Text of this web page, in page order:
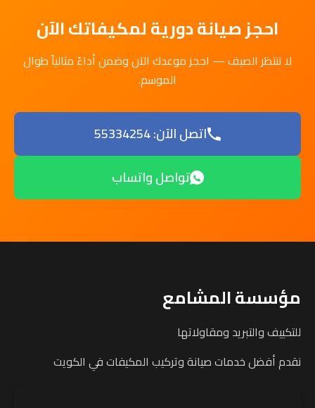
احجز صيانة دورية لمكيفاتك الآن
لا تنتظر الصيف — احجز موعدك الآن وضمن أداءً مثالياً طوال
الموسم.
اتصل الآن: 55334254
تواصل واتساب
مؤسسة المشامع
للتكييف والتبريد ومقاولاتها
نقدم أفضل خدمات صيانة وتركيب المكيفات في الكويت